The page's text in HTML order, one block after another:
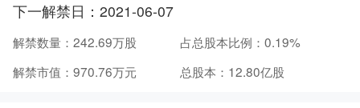
下一解禁日： 2021-06-07
解禁数量： 242.69万股 占总股本比例： 0.19%
解禁市值： 970.76万元 总股本： 12.80亿股